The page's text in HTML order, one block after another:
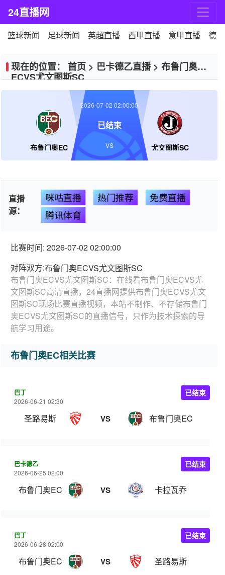
24直播网
篮球新闻 足球新闻 英超直播 西甲直播 意甲直播 德
现在的位置： 首页 > 巴卡德乙直播> 布鲁门奥
ECVS尤文图斯SC
布鲁门奥EC 尤文图斯SC
2026-07-02 02:00:00
已结束
VS
直播
源：
咪咕直播 热门推荐
免费直播
腾讯体育
比赛时间: 2026-07-02 02:00:00
对阵双方:布鲁门奥ECVS尤文图斯SC
布鲁门奥ECVS尤文图斯SC：在线看布鲁门奥ECVS尤
文图斯SC高清直播，24直播网提供布鲁门奥ECVS尤文
图斯SC现场比赛直播视频，本站不制作、不存储布鲁门
奥ECVS尤文图斯SC的直播信号，只作为技术探索的导
航学习用途。
布鲁门奥EC相关比赛
巴丁
2026-06-21 02:30
圣路易斯 VS 布鲁门奥EC
已结束
巴卡德乙
2026-06-25 02:00
布鲁门奥EC VS 卡拉瓦乔
已结束
巴丁
2026-06-28 02:00
布鲁门奥EC VS 圣路易斯
已结束